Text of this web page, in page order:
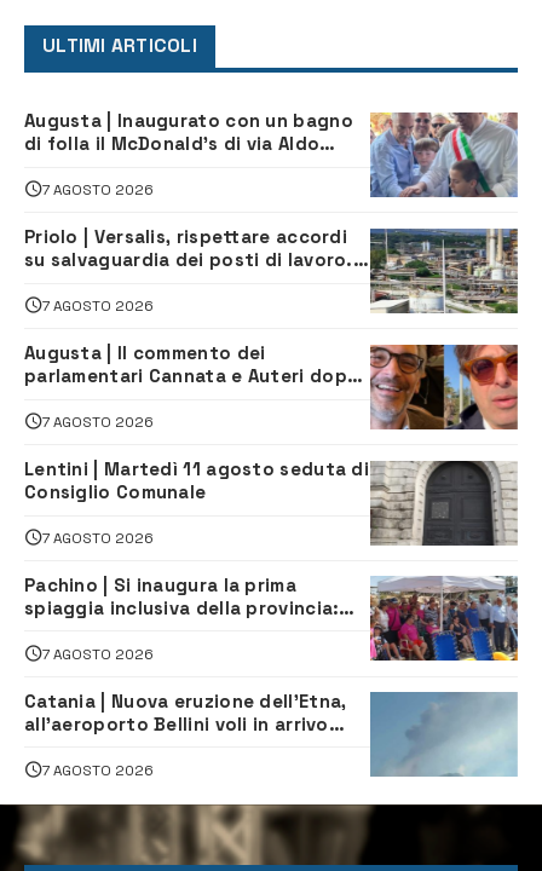
ULTIMI ARTICOLI
Augusta | Inaugurato con un bagno
di folla il McDonald’s di via Aldo
7 AGOSTO 2026
Priolo | Versalis, rispettare accordi
su salvaguardia dei posti di lavoro. Il
7 AGOSTO 2026
Augusta | Il commento dei
parlamentari Cannata e Auteri dopo
depuratore
7 AGOSTO 2026
Lentini | Martedì 11 agosto seduta di
Consiglio Comunale
7 AGOSTO 2026
Pachino | Si inaugura la prima
spiaggia inclusiva della provincia:
tutti
7 AGOSTO 2026
Catania | Nuova eruzione dell’Etna,
all’aeroporto Bellini voli in arrivo
7 AGOSTO 2026